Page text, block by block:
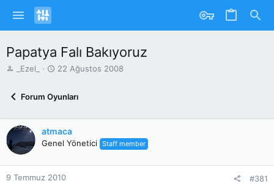
Papatya Falı Bakıyoruz
b
a
ş
l
a
_Ezel_
B
l
g
ı
T
a
22 Ağustos 2008
Forum Oyunları
atmaca
Genel Yönetici Staff member
9 Temmuz 2010 #381